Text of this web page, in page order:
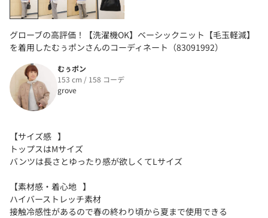
グローブの高評価！【洗濯機OK】ベーシックニット【毛玉軽減】
を着用したむぅポンさんのコーディネート（83091992）
むぅポン
153 cm / 158 コーデ
grove
【サイズ感⠀】
トップスはMサイズ
バンツは長さとゆったり感が欲しくてLサイズ
【素材感・着心地⠀】
ハイバーストレッチ素材
接触冷感性があるので春の終わり頃から夏まで使用できる